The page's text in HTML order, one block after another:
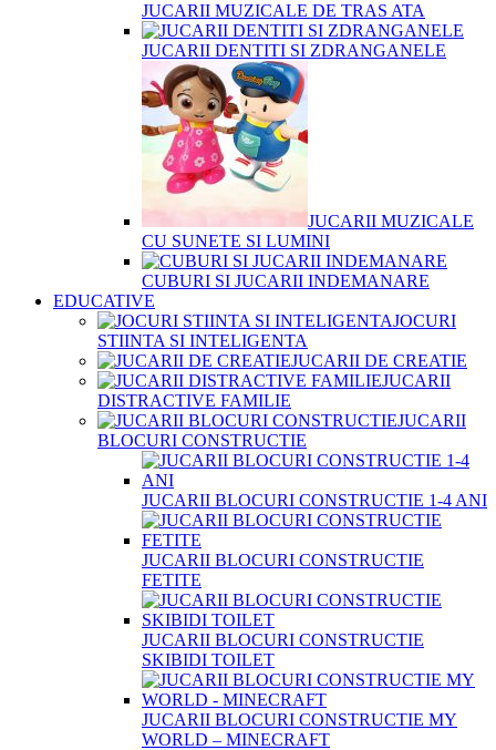
JUCARII MUZICALE DE TRAS ATA
JUCARII DENTITI SI ZDRANGANELE
JUCARII MUZICALE
CU SUNETE SI LUMINI
CUBURI SI JUCARII INDEMANARE
EDUCATIVE
JOCURI
STIINTA SI INTELIGENTA
JUCARII DE CREATIE
JUCARII
DISTRACTIVE FAMILIE
JUCARII
BLOCURI CONSTRUCTIE
JUCARII BLOCURI CONSTRUCTIE 1-4 ANI
JUCARII BLOCURI CONSTRUCTIE
FETITE
JUCARII BLOCURI CONSTRUCTIE
SKIBIDI TOILET
JUCARII BLOCURI CONSTRUCTIE MY
WORLD – MINECRAFT